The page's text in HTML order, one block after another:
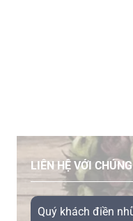
LIÊN HỆ VỚI
Quý khách điền